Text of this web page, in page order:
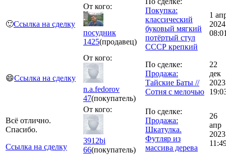
🙂Ссылка на сделку
От кого:
посудник
1425(продавец)
Покупка:
классический
буковый мягкий
потёртый стул
СССР крепкий
1
2024
😄Ссылка на сделку
От кого:
n.a.fedorov
47(покупатель)
По сделке:
Продажа:
Тайские Баты //
Сотня с мелочью
22
дек
2023
Всё отлично.
Спасибо.
Ссылка на сделку
От кого:
3912bi
66(покупатель)
По сделке:
Продажа:
Шкатулка.
Футляр из
массива дерева
26
апр
2023